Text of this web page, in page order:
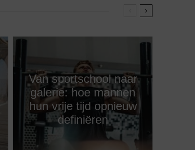
Van sportschool naar
galerie: hoe mannen
hun vrije tijd opnieuw
definiëren